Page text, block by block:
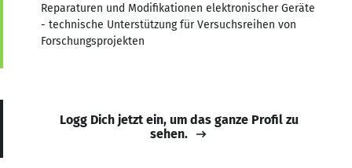
Reparaturen und Modifikationen elektronischer Geräte
- technische Unterstützung für Versuchsreihen von
Forschungsprojekten
Logg Dich jetzt ein, um das ganze Profil zu
sehen.